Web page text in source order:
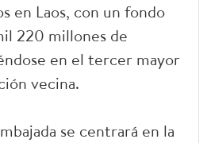
en Laos, con un fondo
220 millones de
en el tercer mayor
vecina.
se centrará en la